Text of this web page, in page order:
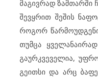
მაგივრად ზამთარში
შევყრით შეშის
როგორ
თუმცა
გაურკვეველია,
გეითსი და არც